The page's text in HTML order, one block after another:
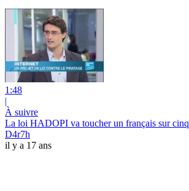
1:48
|
À suivre
La loi HADOPI va toucher un français sur cinq
D4r7h
il y a 17 ans